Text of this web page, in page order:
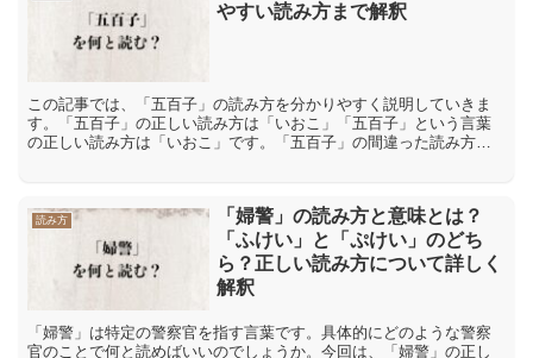
やすい読み方まで解釈
この記事では、「五百子」の読み方を分かりやすく説明していきま
す。「五百子」の正しい読み方は「いおこ」「五百子」という言葉
の正しい読み方は「いおこ」です。「五百子」の間違った読み方や
読み方
「婦警」の読み方と意味とは？
「ふけい」と「ぷけい」のどち
ら？正しい読み方について詳しく
解釈
「婦警」は特定の警察官を指す言葉です。具体的にどのような警察
官のことで何と読めばいいのでしょうか。今回は、「婦警」の正し